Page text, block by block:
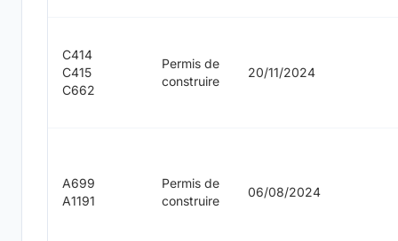
C414
C415
C662
Permis de
construire
20/11/2024
A699
A1191
Permis de
construire
06/08/2024